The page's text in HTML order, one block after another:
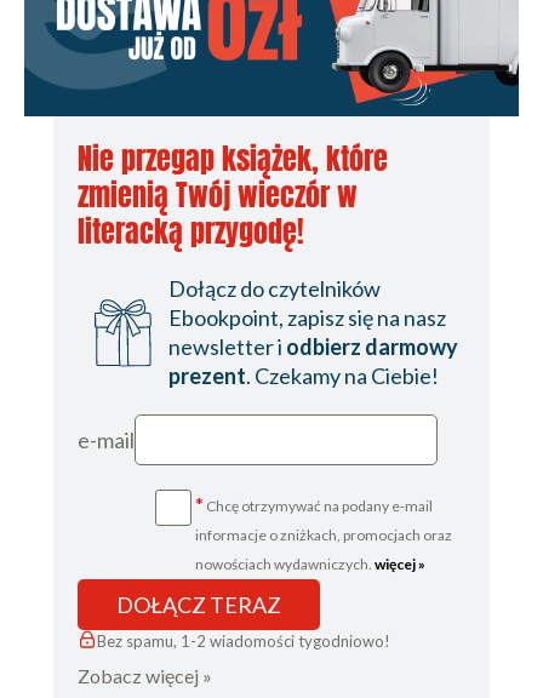
Smok sakilski
Smok Esfandjara
CZĘŚĆ IV. <i>Smoki i wężowe potwory tradycji
grecko-rzymskiej</i>
Ofion
Giganci
Tyfon
Echidna
Lamie
Ladon
Gorgony
Ketosy
Smok kadmejski
Hydra lernejska
Nie przegap książek, które
zmienią Twój wieczór w
literacką przygodę!
Dołącz do czytelników
Ebookpoint, zapisz się na nasz
newsletter i odbierz darmowy
prezent. Czekamy na Ciebie!
e-mail
* Chcę otrzymywać na podany e-mail
informacje o zniżkach, promocjach oraz
nowościach wydawniczych. więcej »
DOŁĄCZ TERAZ
Bez spamu, 1-2 wiadomości tygodniowo!
Zobacz więcej »